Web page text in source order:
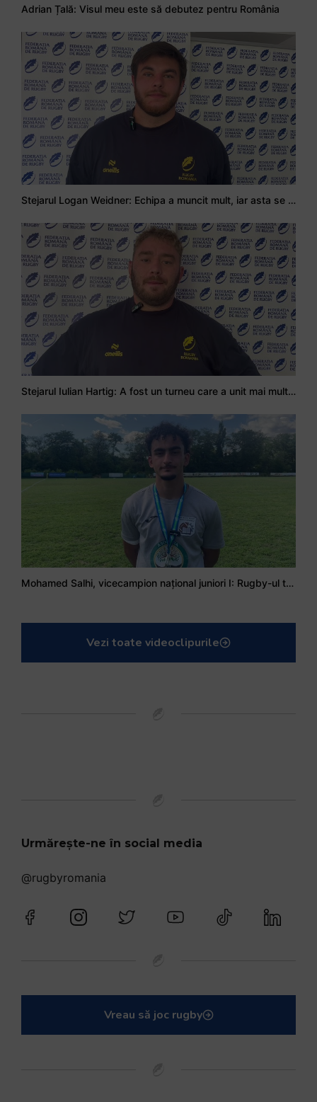
Adrian Țală: Visul meu este să debutez pentru România
Stejarul Logan Weidner: Echipa a muncit mult, iar asta se va vedea în meciurile de la Nations Cup
Stejarul Iulian Hartig: A fost un turneu care a unit mai mult echipa
Mohamed Salhi, vicecampion național juniori I: Rugby-ul te învață să accepți și înfrângerile
Vezi toate videoclipurile
Urmărește-ne în social media
@rugbyromania
Vreau să joc rugby